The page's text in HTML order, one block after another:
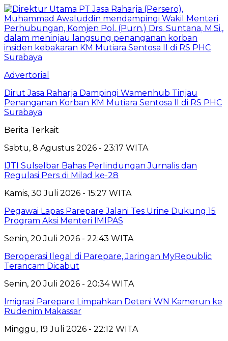
Advertorial
Dirut Jasa Raharja Dampingi Wamenhub Tinjau
Penanganan Korban KM Mutiara Sentosa II di RS PHC
Surabaya
Berita Terkait
Sabtu, 8 Agustus 2026 - 23:17 WITA
IJTI Sulselbar Bahas Perlindungan Jurnalis dan
Regulasi Pers di Milad ke-28
Kamis, 30 Juli 2026 - 15:27 WITA
Pegawai Lapas Parepare Jalani Tes Urine Dukung 15
Program Aksi Menteri IMIPAS
Senin, 20 Juli 2026 - 22:43 WITA
Beroperasi Ilegal di Parepare, Jaringan MyRepublic
Terancam Dicabut
Senin, 20 Juli 2026 - 20:34 WITA
Imigrasi Parepare Limpahkan Deteni WN Kamerun ke
Rudenim Makassar
Minggu, 19 Juli 2026 - 22:12 WITA